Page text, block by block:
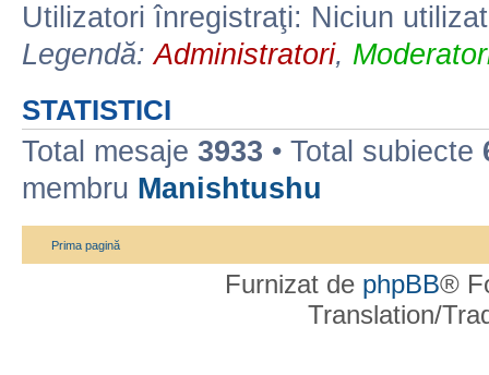
Utilizatori înregistraţi: Niciun
Legendă:Administratori,
STATISTICI
Total mesaje 3933 • Total subiecte
membru Manishtushu
Prima pagină
Furnizat de phpBB®
Translation/